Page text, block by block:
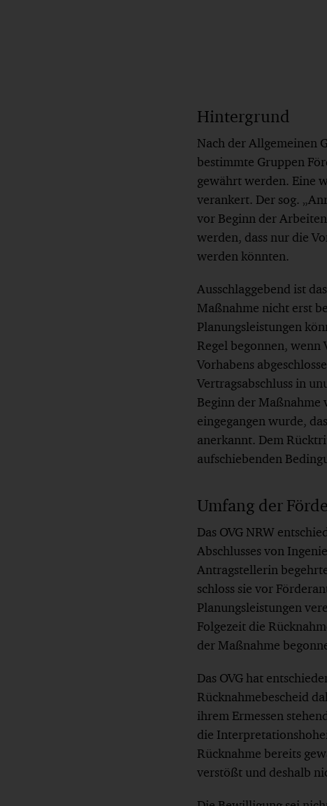
Hintergrund
Nach der Allgemeinen
bestimmte Gruppen
gewährt werden. Eine
verankert. Der sog.
vor Beginn der
werden, dass nur die
werden könnten.
Ausschlaggebend ist
Maßnahme nicht erst
Planungsleistungen
Regel begonnen, wenn
Vorhabens
Vertragsabschluss in
Beginn der Maßnahme
eingegangen wurde,
anerkannt. Dem
aufschiebenden
Umfang der
Das OVG NRW
Abschlusses von
Antragstellerin
schloss sie vor
Planungsleistungen
Folgezeit die
der Maßnahme
Das OVG hat
Rücknahmebescheid
ihrem Ermessen
die
Rücknahme bereits
verstößt und deshalb